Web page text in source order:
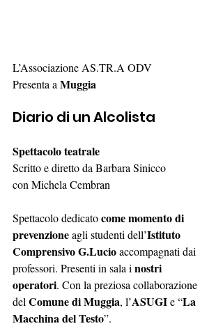
L’Associazione AS.TR.A ODV
Presenta a Muggia
Diario di un Alcolista
Spettacolo teatrale
Scritto e diretto da Barbara Sinicco
con Michela Cembran
Spettacolo dedicato come momento di
prevenzione agli studenti dell’Istituto
Comprensivo G.Lucio accompagnati dai
professori. Presenti in sala i nostri
operatori. Con la preziosa collaborazione
del Comune di Muggia, l’ASUGI e “La
Macchina del Testo”.